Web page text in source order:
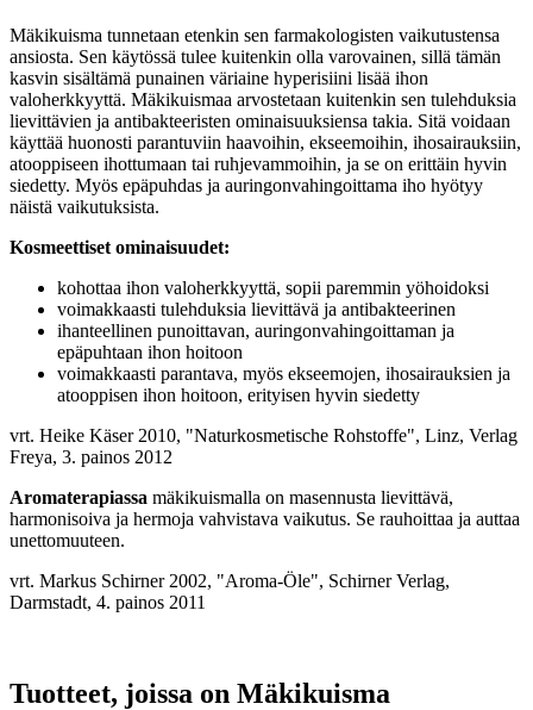
Mäkikuisma tunnetaan etenkin sen farmakologisten vaikutustensa
ansiosta. Sen käytössä tulee kuitenkin olla varovainen, sillä tämän
kasvin sisältämä punainen väriaine hyperisiini lisää ihon
valoherkkyyttä. Mäkikuismaa arvostetaan kuitenkin sen tulehduksia
lievittävien ja antibakteeristen ominaisuuksiensa takia. Sitä voidaan
käyttää huonosti parantuviin haavoihin, ekseemoihin, ihosairauksiin,
atooppiseen ihottumaan tai ruhjevammoihin, ja se on erittäin hyvin
siedetty. Myös epäpuhdas ja auringonvahingoittama iho hyötyy
näistä vaikutuksista.
Kosmeettiset ominaisuudet:
kohottaa ihon valoherkkyyttä, sopii paremmin yöhoidoksi
voimakkaasti tulehduksia lievittävä ja antibakteerinen
ihanteellinen punoittavan, auringonvahingoittaman ja
epäpuhtaan ihon hoitoon
voimakkaasti parantava, myös ekseemojen, ihosairauksien ja
atooppisen ihon hoitoon, erityisen hyvin siedetty
vrt. Heike Käser 2010, "Naturkosmetische Rohstoffe", Linz, Verlag
Freya, 3. painos 2012
Aromaterapiassa mäkikuismalla on masennusta lievittävä,
harmonisoiva ja hermoja vahvistava vaikutus. Se rauhoittaa ja auttaa
unettomuuteen.
vrt. Markus Schirner 2002, "Aroma-Öle", Schirner Verlag,
Darmstadt, 4. painos 2011
Tuotteet, joissa on Mäkikuisma